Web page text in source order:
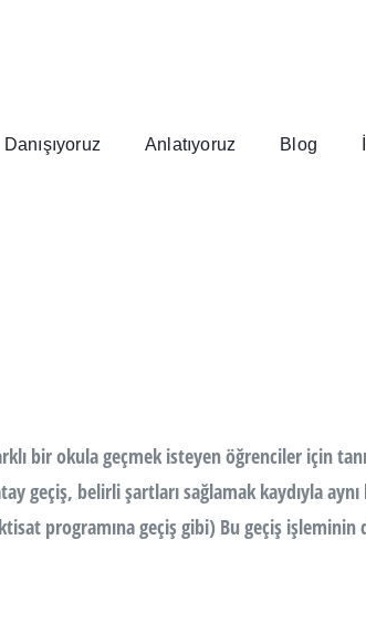
Danışıyoruz Anlatıyoruz Blog
bir okula geçmek isteyen öğrenciler için
geçiş, belirli şartları sağlamak kaydıyla
programına geçiş gibi) Bu geçiş işleminin